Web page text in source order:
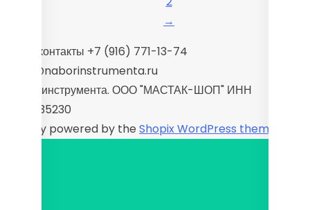
→
Наши контакты +7 (916) 771-13-74
sales@naborinstrumenta.ru
Набор инструмента. ООО "МАСТАК-ШОП" ИНН
9725035230
Proudly powered by the Shopix WordPress theme